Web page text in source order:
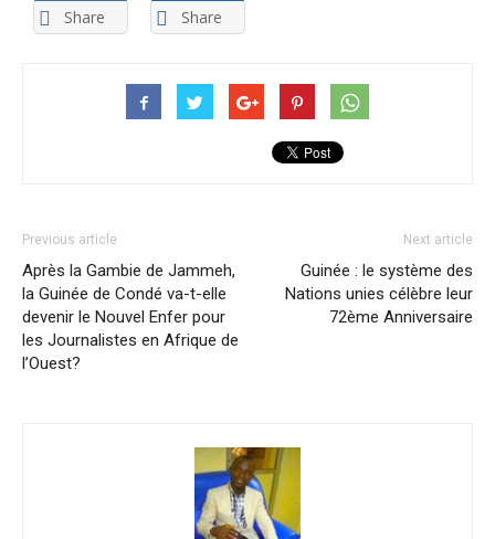
Share Share
Previous article
Après la Gambie de Jammeh,
la Guinée de Condé va-t-elle
devenir le Nouvel Enfer pour
les Journalistes en Afrique de
l’Ouest?
Next article
Guinée : le système des
Nations unies célèbre leur
72ème Anniversaire